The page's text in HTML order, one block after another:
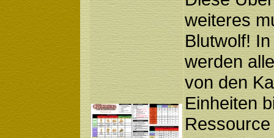
weiteres
Blutwolf!
werden
von den
Einheiten
Ressource